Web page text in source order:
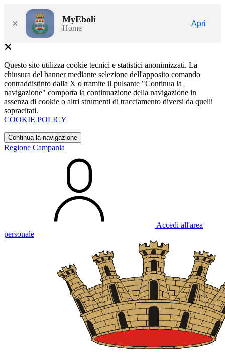
× MyEboli
Home
Apri
Questo sito utilizza cookie tecnici e statistici anonimizzati. La
chiusura del banner mediante selezione dell'apposito comando
contraddistinto dalla X o tramite il pulsante "Continua la
navigazione" comporta la continuazione della navigazione in
assenza di cookie o altri strumenti di tracciamento diversi da quelli
sopracitati.
COOKIE POLICY
Continua la navigazione
Regione Campania
Accedi all'area
personale